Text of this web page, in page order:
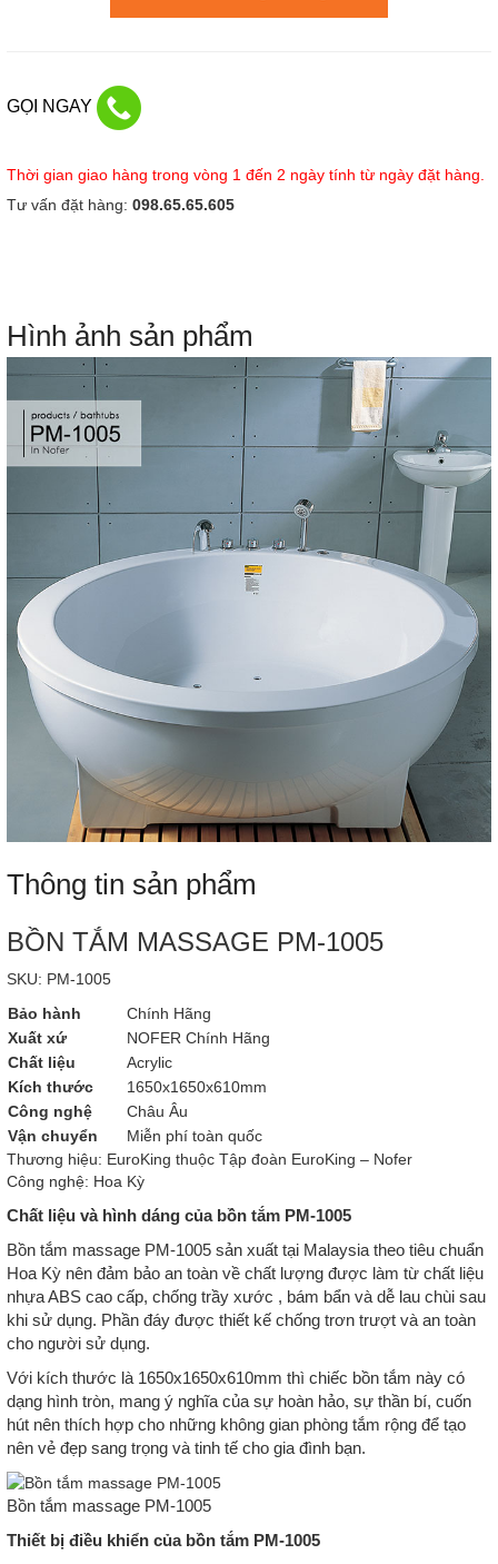
GỌI NGAY
Thời gian giao hàng trong vòng 1 đến 2 ngày tính từ ngày đặt hàng.
Tư vấn đặt hàng: 098.65.65.605
Hình ảnh sản phẩm
Thông tin sản phẩm
BỒN TẮM MASSAGE PM-1005
SKU: PM-1005
Bảo hành
Chính Hãng
Xuất xứ
NOFER Chính Hãng
Chất liệu
Acrylic
Kích thước
1650x1650x610mm
Công nghệ
Châu Âu
Vận chuyển
Miễn phí toàn quốc
Thương hiệu: EuroKing thuộc Tập đoàn EuroKing – Nofer
Công nghệ: Hoa Kỳ
Chất liệu và hình dáng của bồn tắm PM-1005
Bồn tắm massage PM-1005 sản xuất tại Malaysia theo tiêu chuẩn
Hoa Kỳ nên đảm bảo an toàn về chất lượng được làm từ chất liệu
nhựa ABS cao cấp, chống trầy xước , bám bẩn và dễ lau chùi sau
khi sử dụng. Phần đáy được thiết kế chống trơn trượt và an toàn
cho người sử dụng.
Với kích thước là 1650x1650x610mm thì chiếc bồn tắm này có
dạng hình tròn, mang ý nghĩa của sự hoàn hảo, sự thần bí, cuốn
hút nên thích hợp cho những không gian phòng tắm rộng để tạo
nên vẻ đẹp sang trọng và tinh tế cho gia đình bạn.
Bồn tắm massage PM-1005
Thiết bị điều khiển của bồn tắm PM-1005